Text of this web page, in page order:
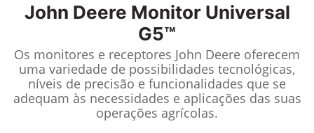
John Deere Monitor Universal
G5™
Os monitores e receptores John Deere oferecem
uma variedade de possibilidades tecnológicas,
níveis de precisão e funcionalidades que se
adequam às necessidades e aplicações das suas
operações agrícolas.